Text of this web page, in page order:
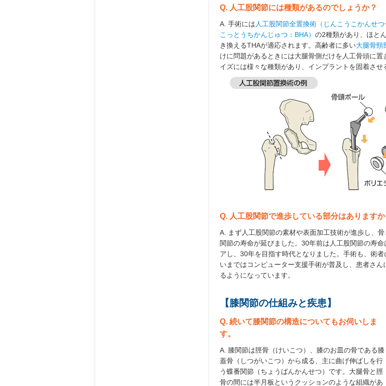
Q. 人工股関節には種類があるのでしょうか？
A. 手術には 人工股関節全置換術（じんこうこかんせつ
こっとうちかんじゅつ：BHA） の2種類があり、ほと
き換えるTHAが適応されます。高齢者に多い大腿骨頸
けに問題があるときには大腿骨側だけを人工骨頭に
イズには様々な種類があり、インプラントを固着さ
Q. 人工股関節で進歩している部分はありますか
A. まず人工股関節の素材や表面加工技術が進歩し、
関節の寿命が延びました。30年前は人工股関節の寿
アし、30年を目指す時代となりました。手術も、術
いまではコンピューター支援手術が普及し、患者さ
るようになっています。
【膝関節の仕組みと疾患】
Q. 続いて膝関節の構造についてもお伺いしま
す。
A. 膝関節は脛骨（けいこつ）、膝のお皿の骨である膝
蓋骨（しつがいこつ）から成る、主に曲げ伸ばしを行
う蝶番関節（ちょうばんかんせつ）です。大腿骨と脛
骨の間には半月板というクッションのような組織があ